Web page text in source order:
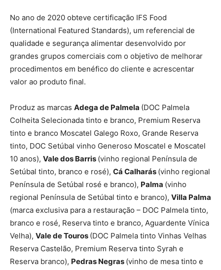
No ano de 2020 obteve certificação IFS Food
(International Featured Standards), um referencial de
qualidade e segurança alimentar desenvolvido por
grandes grupos comerciais com o objetivo de melhorar
procedimentos em benéfico do cliente e acrescentar
valor ao produto final.
Produz as marcas Adega de Palmela (DOC Palmela
Colheita Selecionada tinto e branco, Premium Reserva
tinto e branco Moscatel Galego Roxo, Grande Reserva
tinto, DOC Setúbal vinho Generoso Moscatel e Moscatel
10 anos), Vale dos Barris (vinho regional Península de
Setúbal tinto, branco e rosé), Cá Calharás (vinho regional
Península de Setúbal rosé e branco), Palma (vinho
regional Península de Setúbal tinto e branco), Villa Palma
(marca exclusiva para a restauração – DOC Palmela tinto,
branco e rosé, Reserva tinto e branco, Aguardente Vínica
Velha), Vale de Touros (DOC Palmela tinto Vinhas Velhas
Reserva Castelão, Premium Reserva tinto Syrah e
Reserva branco), Pedras Negras (vinho de mesa tinto e